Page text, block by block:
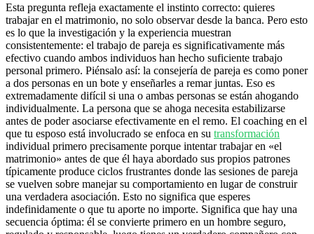
Esta pregunta refleja exactamente el instinto correcto: quieres
trabajar en el matrimonio, no solo observar desde la banca. Pero esto
es lo que la investigación y la experiencia muestran
consistentemente: el trabajo de pareja es significativamente más
efectivo cuando ambos individuos han hecho suficiente trabajo
personal primero. Piénsalo así: la consejería de pareja es como poner
a dos personas en un bote y enseñarles a remar juntas. Eso es
extremadamente difícil si una o ambas personas se están ahogando
individualmente. La persona que se ahoga necesita estabilizarse
antes de poder asociarse efectivamente en el remo. El coaching en el
que tu esposo está involucrado se enfoca en su transformación
individual primero precisamente porque intentar trabajar en «el
matrimonio» antes de que él haya abordado sus propios patrones
típicamente produce ciclos frustrantes donde las sesiones de pareja
se vuelven sobre manejar su comportamiento en lugar de construir
una verdadera asociación. Esto no significa que esperes
indefinidamente o que tu aporte no importe. Significa que hay una
secuencia óptima: él se convierte primero en un hombre seguro,